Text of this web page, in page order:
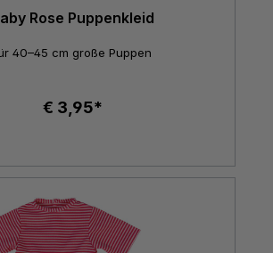
Rose Puppenkleid
40–45 cm große Puppen
€ 3,95*